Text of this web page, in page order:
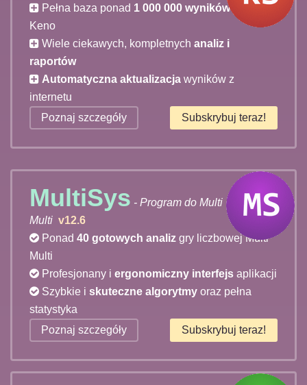
Pełna baza ponad 1 000 000 wynikówlosowań
Keno
Wiele ciekawych, kompletnych analiz i
raportów
Automatyczna aktualizacja wyników z
internetu
Poznaj szczegóły
Subskrybuj teraz!
MultiSys - Program do Multi
Multi v12.6
Ponad 40 gotowych analiz gry liczbowej Multi
Multi
Profesjonany i ergonomiczny interfejs aplikacji
Szybkie i skuteczne algorytmy oraz pełna
statystyka
Poznaj szczegóły
Subskrybuj teraz!